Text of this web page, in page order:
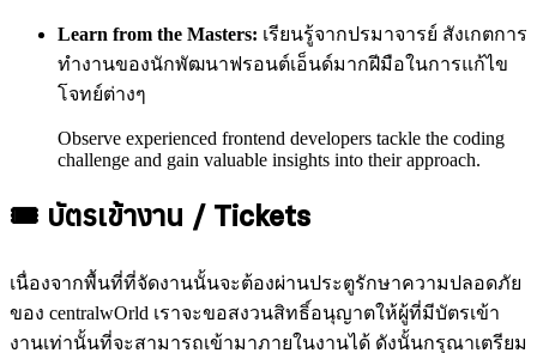
Learn from the Masters: เรียนรู้จากปรมาจารย์ สังเกตการ
ทำงานของนักพัฒนาฟรอนต์เอ็นด์มากฝีมือในการแก้ไข
โจทย์ต่างๆ
Observe experienced frontend developers tackle the coding
challenge and gain valuable insights into their approach.
🎟️ บัตรเข้างาน / Tickets
เนื่องจากพื้นที่ที่จัดงานนั้นจะต้องผ่านประตูรักษาความปลอดภัย
ของ centralwOrld เราจะขอสงวนสิทธิ์อนุญาตให้ผู้ที่มีบัตรเข้า
งานเท่านั้นที่จะสามารถเข้ามาภายในงานได้ ดังนั้นกรุณาเตรียม